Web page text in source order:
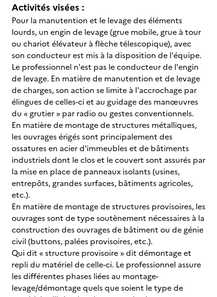
Activités visées :
Pour la manutention et le levage des éléments
lourds, un engin de levage (grue mobile, grue à tour
ou chariot élévateur à flèche télescopique), avec
son conducteur est mis à la disposition de l'équipe.
Le professionnel n'est pas le conducteur de l'engin
de levage. En matière de manutention et de levage
de charges, son action se limite à l'accrochage par
élingues de celles-ci et au guidage des manœuvres
du « grutier » par radio ou gestes conventionnels.
En matière de montage de structures métalliques,
les ouvrages érigés sont principalement des
ossatures en acier d'immeubles et de bâtiments
industriels dont le clos et le couvert sont assurés par
la mise en place de panneaux isolants (usines,
entrepôts, grandes surfaces, bâtiments agricoles,
etc.).
En matière de montage de structures provisoires, les
ouvrages sont de type soutènement nécessaires à la
construction des ouvrages de bâtiment ou de génie
civil (buttons, palées provisoires, etc.).
Qui dit « structure provisoire » dit démontage et
repli du matériel de celle-ci. Le professionnel assure
les différentes phases liées au montage-
levage/démontage quels que soient le type de